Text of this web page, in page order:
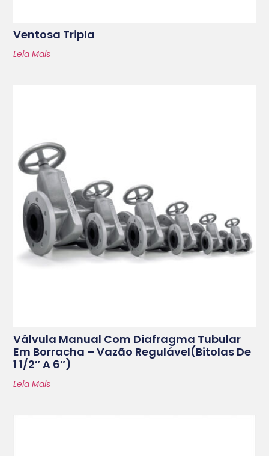
Ventosa Tripla
Leia Mais
Válvula Manual Com Diafragma Tubular
Em Borracha – Vazão Regulável(bitolas De
1 1/2″ A 6″)
Leia Mais